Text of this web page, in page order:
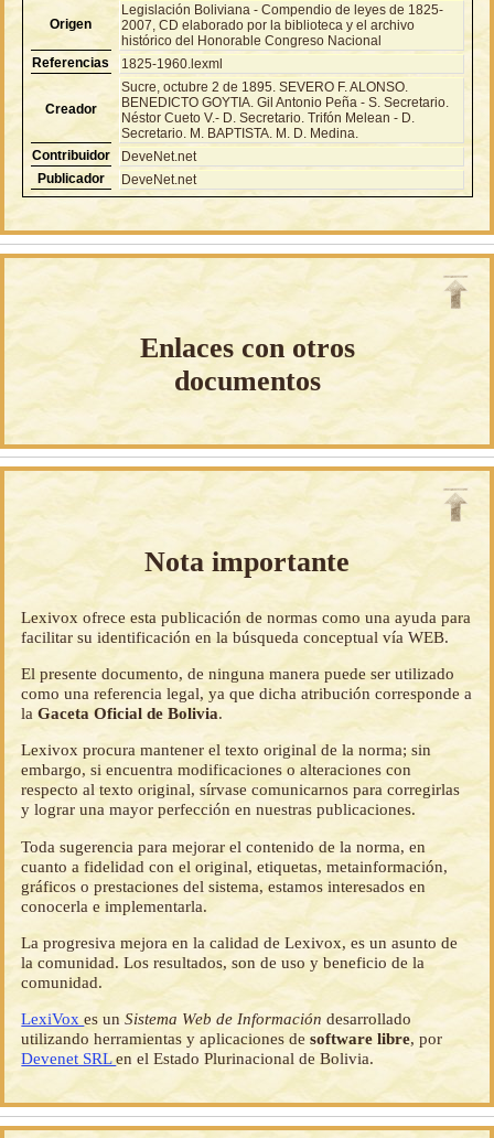
Origen
Legislación Boliviana - Compendio de leyes de 1825-
2007, CD elaborado por la biblioteca y el archivo
histórico del Honorable Congreso Nacional
Referencias
1825-1960.lexml
Creador
Sucre, octubre 2 de 1895. SEVERO F. ALONSO.
BENEDICTO GOYTIA. Gil Antonio Peña - S. Secretario.
Néstor Cueto V.- D. Secretario. Trifón Melean - D.
Secretario. M. BAPTISTA. M. D. Medina.
Contribuidor
DeveNet.net
Publicador
DeveNet.net
Enlaces con otros
documentos
Nota importante
Lexivox ofrece esta publicación de normas como una ayuda para
facilitar su identificación en la búsqueda conceptual vía WEB.
El presente documento, de ninguna manera puede ser utilizado
como una referencia legal, ya que dicha atribución corresponde a
laGaceta Oficial de Bolivia.
Lexivox procura mantener el texto original de la norma; sin
embargo, si encuentra modificaciones o alteraciones con
respecto al texto original, sírvase comunicarnos para corregirlas
y lograr una mayor perfección en nuestras publicaciones.
Toda sugerencia para mejorar el contenido de la norma, en
cuanto a fidelidad con el original, etiquetas, metainformación,
gráficos o prestaciones del sistema, estamos interesados en
conocerla e implementarla.
La progresiva mejora en la calidad de Lexivox, es un asunto de
la comunidad. Los resultados, son de uso y beneficio de la
comunidad.
LexiVoxes unSistema Web de Información desarrollado
utilizando herramientas y aplicaciones desoftware libre, por
Devenet SRLen el Estado Plurinacional de Bolivia.